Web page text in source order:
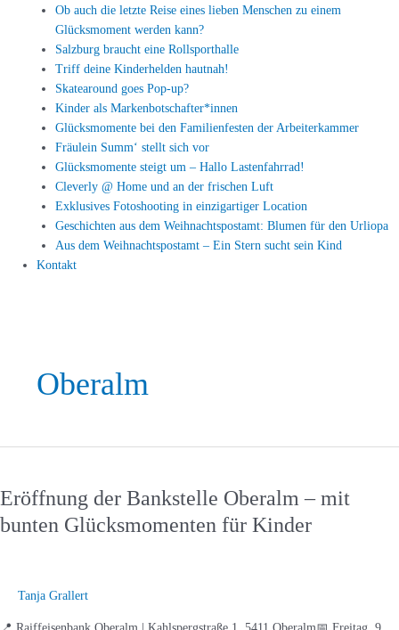
Ob auch die letzte Reise eines lieben Menschen zu einem
Glücksmoment werden kann?
Salzburg braucht eine Rollsporthalle
Triff deine Kinderhelden hautnah!
Skatearound goes Pop-up?
Kinder als Markenbotschafter*innen
Glücksmomente bei den Familienfesten der Arbeiterkammer
Fräulein Summ‘ stellt sich vor
Glücksmomente steigt um – Hallo Lastenfahrrad!
Cleverly @ Home und an der frischen Luft
Exklusives Fotoshooting in einzigartiger Location
Geschichten aus dem Weihnachtspostamt: Blumen für den Urliopa
Aus dem Weihnachtspostamt – Ein Stern sucht sein Kind
Kontakt
Oberalm
Eröffnung der Bankstelle Oberalm – mit
bunten Glücksmomenten für Kinder
Tanja Grallert
Bankstelle
Oberalm
–
Glücksmomenten